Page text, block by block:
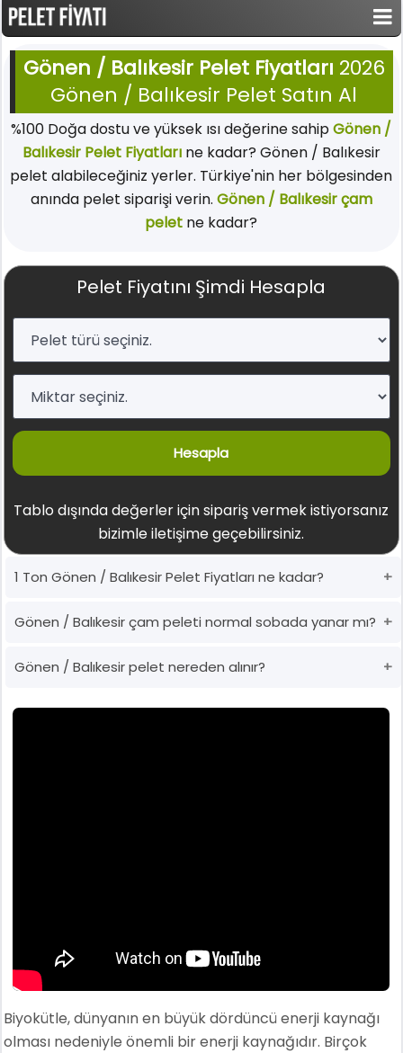
Gönen / Balıkesir Pelet Fiyatları 2026
Gönen / Balıkesir Pelet Satın Al
%100 Doğa dostu ve yüksek ısı değerine sahipGönen /
Balıkesir Pelet Fiyatlarıne kadar? Gönen / Balıkesir
pelet alabileceğiniz yerler. Türkiye'nin her bölgesinden
anında pelet siparişi verin. Gönen / Balıkesir çam
pelet ne kadar?
Pelet Fiyatını Şimdi Hesapla
Hesapla
Tablo dışında değerler için sipariş vermek istiyorsanız
bizimle iletişime geçebilirsiniz.
1 Ton Gönen / Balıkesir Pelet Fiyatları ne kadar?
Gönen / Balıkesir çam peleti normal sobada yanar mı?
Gönen / Balıkesir pelet nereden alınır?
Biyokütle, dünyanın en büyük dördüncü enerji kaynağı
olması nedeniyle önemli bir enerji kaynağıdır. Birçok